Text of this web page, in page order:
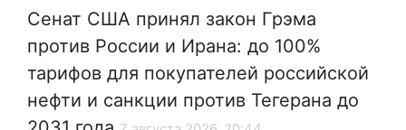
Сенат США принял закон Грэма
против России и Ирана: до 100%
тарифов для покупателей российской
нефти и санкции против Тегерана до